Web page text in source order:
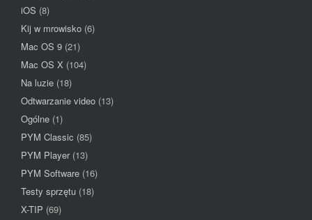
iOS (8)
Kij w mrowisko (6)
Mac OS 9 (21)
Mac OS X (104)
Na luzie (18)
Odtwarzanie video (13)
Ogólne (1)
PYM Classic (85)
PYM Player(13)
PYM Software (16)
Testy sprzętu (18)
X-TIP (69)